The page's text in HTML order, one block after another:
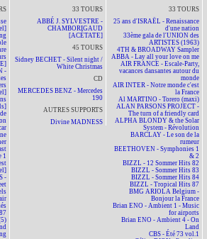
-
1
-
33 TOURS
ABBÉ J. SYLVESTRE -
CHAMBORIGAUD
[ACÉTATE]
45 TOURS
Sidney BECHET - Silent night /
White Christmas
CD
MERCEDES BENZ - Mercedes
190
AUTRES SUPPORTS
Divine MADNESS
33 TOURS
25 ans d'ISRAËL - Renaissance
d'une nation
33ème gala de l'UNION des
ARTISTES (1963)
4TH & BROADWAY Sampler
ABBA - Lay all your love on me
AIR FRANCE - Escale-Party,
vacances dansantes autour du
monde
AIR INTER - Notre monde c'est
la France
Al MARTINO - Torero (maxi)
ALAN PARSONS PROJECT -
The turn of a friendly card
ALPHA BLONDY & the Solar
System - Révolution
BARCLAY - Le son de la
rumeur
BEETHOVEN - Symphonies 1
& 2
BIZZL - 12 Sommer Hits 82
BIZZL - Sommer Hits 83
BIZZL - Sommer Hits 84
BIZZL - Tropical Hits 87
BMG ARIOLA Belgium -
Bonjour la France
Brian ENO - Ambient 1 - Music
for airports
Brian ENO - Ambient 4 - On
Land
CBS - Été 73 vol.1